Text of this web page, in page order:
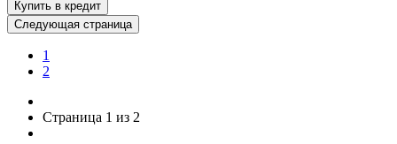
Купить в кредит
Следующая страница
1
2
Страница 1 из 2